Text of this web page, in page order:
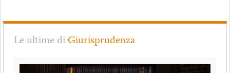
Le ultime diGiurisprudenza